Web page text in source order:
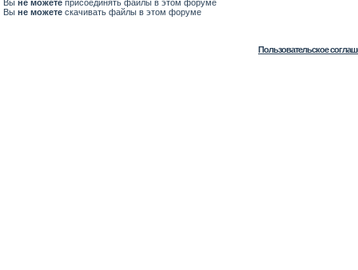
Вы не можете присоединять файлы в этом форуме
Вы не можете скачивать файлы в этом форуме
Пользовательское